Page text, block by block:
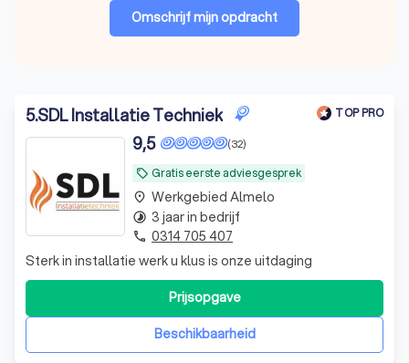
Omschrijf mijn opdracht
5.SDL Installatie Techniek TOP PRO
local_offer Gratis eerste adviesgesprek
(32)
9,5
Sterk in installatie werk u klus is onze uitdaging
Beschikbaarheid
Prijsopgave
place Werkgebied Almelo
timelapse 3 jaar in bedrijf
phone 0314 705 407